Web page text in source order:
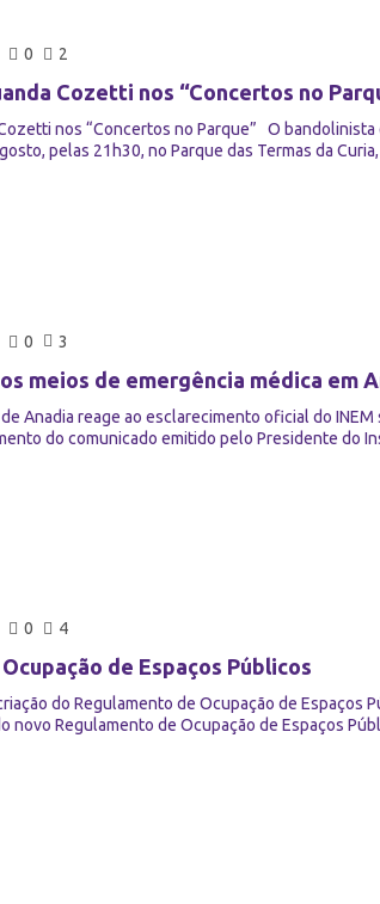
0 2
Cozetti nos “Concertos no
nos “Concertos no Parque” O
pelas 21h30, no Parque das Termas da
0 3
meios de emergência médica em
Anadia reage ao esclarecimento oficial do
do comunicado emitido pelo Presidente do
0 4
de Espaços Públicos
do Regulamento de Ocupação de
novo Regulamento de Ocupação de Espaços